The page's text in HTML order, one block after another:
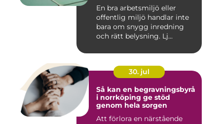
En bra arbetsmiljö eller
offentlig miljö handlar inte
bara om snygg inredning
och rätt belysning. Lj...
30. jul
Så kan en begravningsbyrå
i norrköping ge stöd
genom hela sorgen
Att förlora en närstående